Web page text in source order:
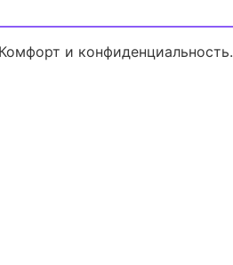
и конфиденциальность.